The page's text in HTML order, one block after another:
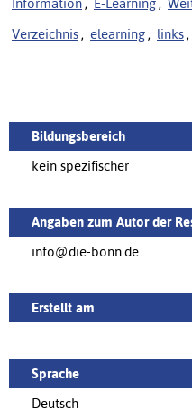
Information , E-Learning ,
Verzeichnis , elearning , links ,
Bildungsbereich
kein spezifischer
Angaben zum Autor der
info@die-bonn.de
Erstellt am
Sprache
Deutsch